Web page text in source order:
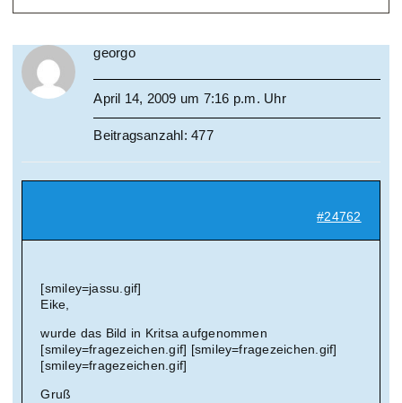
georgo
April 14, 2009 um 7:16 p.m. Uhr
Beitragsanzahl: 477
#24762
[smiley=jassu.gif]
Eike,
wurde das Bild in Kritsa aufgenommen
[smiley=fragezeichen.gif] [smiley=fragezeichen.gif]
[smiley=fragezeichen.gif]
Gruß